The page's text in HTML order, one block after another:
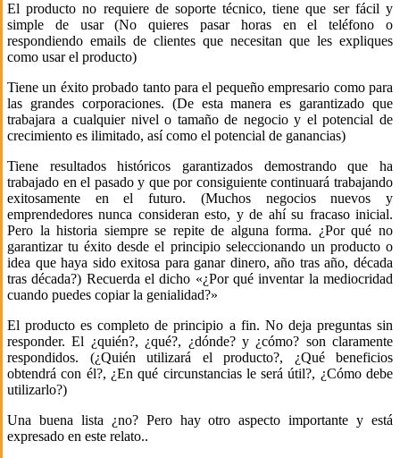
El producto no requiere de soporte técnico, tiene que ser fácil y
simple de usar (No quieres pasar horas en el teléfono o
respondiendo emails de clientes que necesitan que les expliques
como usar el producto)
Tiene un éxito probado tanto para el pequeño empresario como para
las grandes corporaciones. (De esta manera es garantizado que
trabajara a cualquier nivel o tamaño de negocio y el potencial de
crecimiento es ilimitado, así como el potencial de ganancias)
Tiene resultados históricos garantizados demostrando que ha
trabajado en el pasado y que por consiguiente continuará trabajando
exitosamente en el futuro. (Muchos negocios nuevos y
emprendedores nunca consideran esto, y de ahí su fracaso inicial.
Pero la historia siempre se repite de alguna forma. ¿Por qué no
garantizar tu éxito desde el principio seleccionando un producto o
idea que haya sido exitosa para ganar dinero, año tras año, década
tras década?) Recuerda el dicho «¿Por qué inventar la mediocridad
cuando puedes copiar la genialidad?»
El producto es completo de principio a fin. No deja preguntas sin
responder. El ¿quién?, ¿qué?, ¿dónde? y ¿cómo? son claramente
respondidos. (¿Quién utilizará el producto?, ¿Qué beneficios
obtendrá con él?, ¿En qué circunstancias le será útil?, ¿Cómo debe
utilizarlo?)
Una buena lista ¿no? Pero hay otro aspecto importante y está
expresado en este relato..